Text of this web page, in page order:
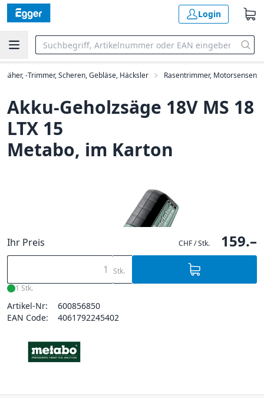
Login
-Trimmer, Scheren, Gebläse, Häcksler Rasentrimmer, Motorsensen
Akku-Geholzsäge 18V MS 18
LTX 15
Metabo, im Karton
Ihr Preis CHF / Stk. 159.–
Stk.
1 Stk.
Artikel-Nr:
600856850
EAN Code:
4061792245402